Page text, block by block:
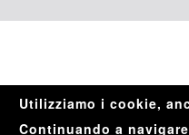
Utilizziamo i cookie,
Continuando a